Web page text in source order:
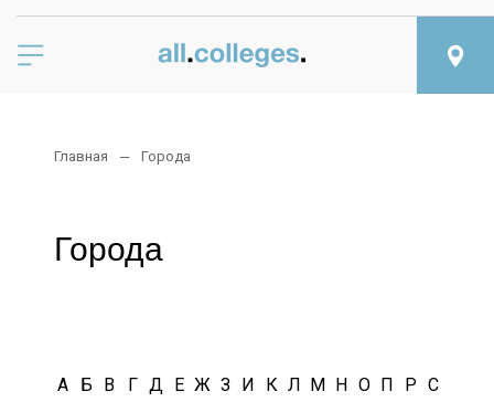
Главная Города
Города
А Б В Г Д Е Ж З И К Л М Н О П Р С